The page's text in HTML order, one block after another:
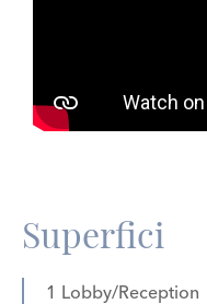
Superfici
1 Lobby/Reception